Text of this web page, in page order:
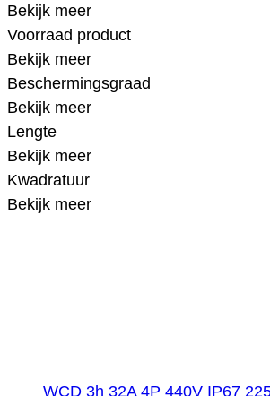
Bekijk meer
Voorraad product
Bekijk meer
Beschermingsgraad
Bekijk meer
Lengte
Bekijk meer
Kwadratuur
Bekijk meer
WCD 3h 32A 4P 440V IP67